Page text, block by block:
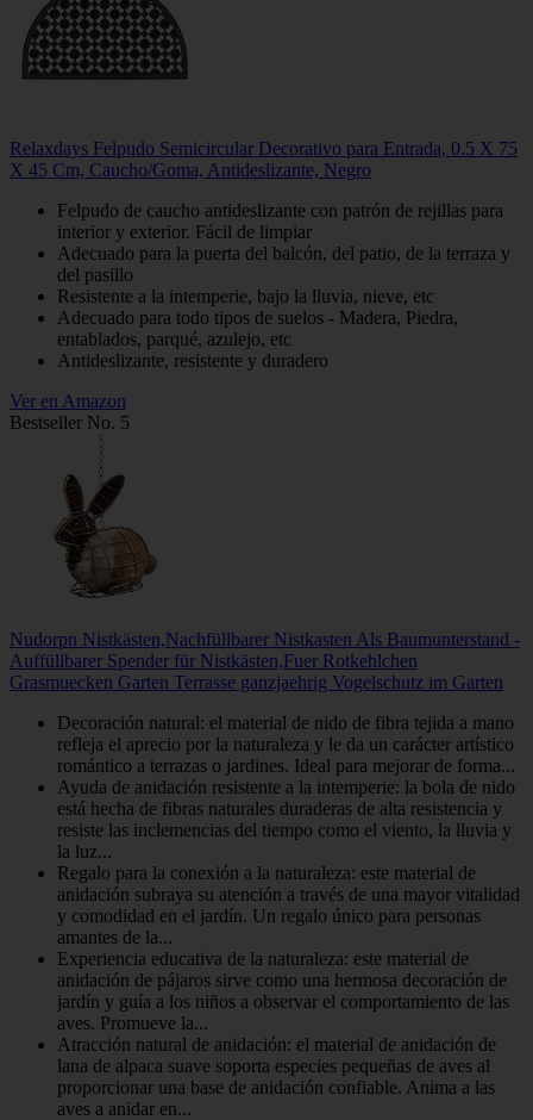
Relaxdays Felpudo Semicircular Decorativo para Entrada, 0.5 X 75
X 45 Cm, Caucho/Goma, Antideslizante, Negro
Felpudo de caucho antideslizante con patrón de rejillas para
interior y exterior. Fácil de limpiar
Adecuado para la puerta del balcón, del patio, de la terraza y
del pasillo
Resistente a la intemperie, bajo la lluvia, nieve, etc
Adecuado para todo tipos de suelos - Madera, Piedra,
entablados, parqué, azulejo, etc
Antideslizante, resistente y duradero
Ver en Amazon
Bestseller No. 5
Nudorpn Nistkästen,Nachfüllbarer Nistkasten Als Baumunterstand -
Auffüllbarer Spender für Nistkästen,Fuer Rotkehlchen
Grasmuecken Garten Terrasse ganzjaehrig Vogelschutz im Garten
Decoración natural: el material de nido de fibra tejida a mano
refleja el aprecio por la naturaleza y le da un carácter artístico
romántico a terrazas o jardines. Ideal para mejorar de forma...
Ayuda de anidación resistente a la intemperie: la bola de nido
está hecha de fibras naturales duraderas de alta resistencia y
resiste las inclemencias del tiempo como el viento, la lluvia y
la luz...
Regalo para la conexión a la naturaleza: este material de
anidación subraya su atención a través de una mayor vitalidad
y comodidad en el jardín. Un regalo único para personas
amantes de la...
Experiencia educativa de la naturaleza: este material de
anidación de pájaros sirve como una hermosa decoración de
jardín y guía a los niños a observar el comportamiento de las
aves. Promueve la...
Atracción natural de anidación: el material de anidación de
lana de alpaca suave soporta especies pequeñas de aves al
proporcionar una base de anidación confiable. Anima a las
aves a anidar en...